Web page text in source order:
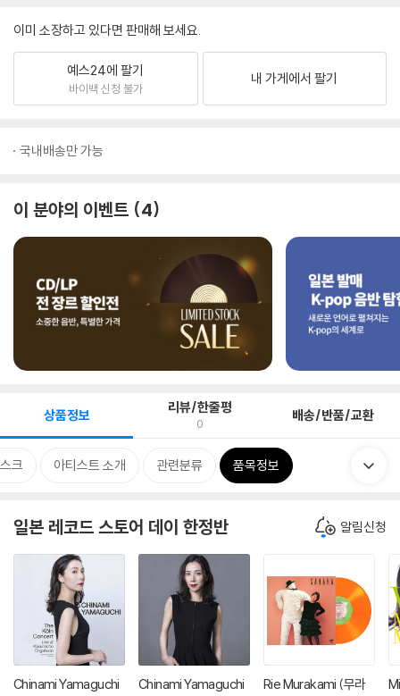
이미 소장하고 있다면 판매해 보세요.
예스24에 팔기
바이백 신청 불가
내 가게에서 팔기
국내배송만 가능
이 분야의 이벤트 4
상품정보 리뷰/한줄평
0 배송/반품/교환
크 아티스트 소개 관련분류 품목정보
일본 레코드 스토어 데이 한정반 알림신청
Chinami Yamaguchi
Chinami Yamaguchi
Rie Murakami (무라